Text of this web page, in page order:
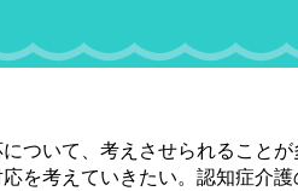
ついて、考えさせられることが
を考えていきたい。認知症介